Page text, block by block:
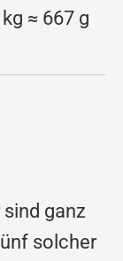
≈ 667 g
ganz
solcher